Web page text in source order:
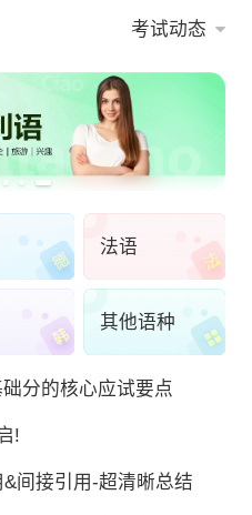
考试动态
法语
其他语种
分的核心应试要点
!
间接引用-超清晰总结